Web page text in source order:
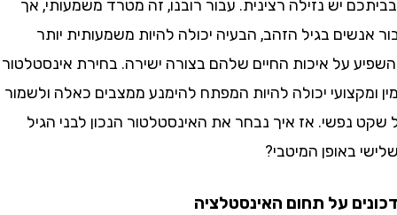
יש נזילה רצינית. עבור רובנו, זה מטרד משמעותי, אך
בגיל הזהב, הבעיה יכולה להיות משמעותית יותר
על איכות החיים שלהם בצורה ישירה. בחירת אינסטלטור
יכולה להיות המפתח להימנע ממצבים כאלה ולשמור
נפשי. אז איך נבחר את האינסטלטור הנכון לבני הגיל
באופן המיטבי?
על תחום האינסטלציה